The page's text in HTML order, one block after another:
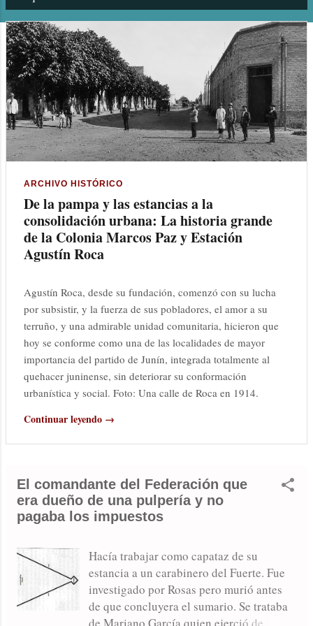
n
t
r
a
d
a
ARCHIVO HISTÓRICO
De la pampa y las estancias a la
consolidación urbana: La historia grande
de la Colonia Marcos Paz y Estación
Agustín Roca
Agustín Roca, desde su fundación, comenzó con su lucha
por subsistir, y la fuerza de sus pobladores, el amor a su
terruño, y una admirable unidad comunitaria, hicieron que
hoy se conforme como una de las localidades de mayor
importancia del partido de Junín, integrada totalmente al
quehacer juninense, sin deteriorar su conformación
urbanística y social. Foto: Una calle de Roca en 1914.
Continuar leyendo →
El comandante del Federación que
era dueño de una pulpería y no
pagaba los impuestos
Hacía trabajar como capataz de su
estancia a un carabinero del Fuerte. Fue
investigado por Rosas pero murió antes
de que concluyera el sumario. Se trataba